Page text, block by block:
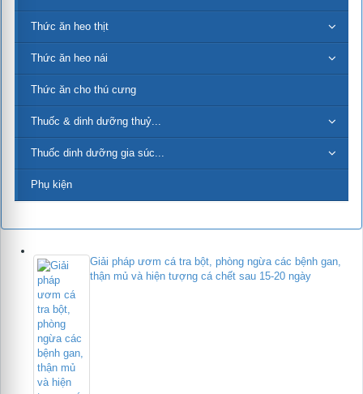
Thức ăn heo thịt
Thức ăn heo nái
Thức ăn cho thú cưng
Thuốc & dinh dưỡng thuỷ...
Thuốc dinh dưỡng gia súc...
Phụ kiện
Giải pháp ươm cá tra bột, phòng ngừa các bệnh gan,
thận mủ và hiện tượng cá chết sau 15-20 ngày